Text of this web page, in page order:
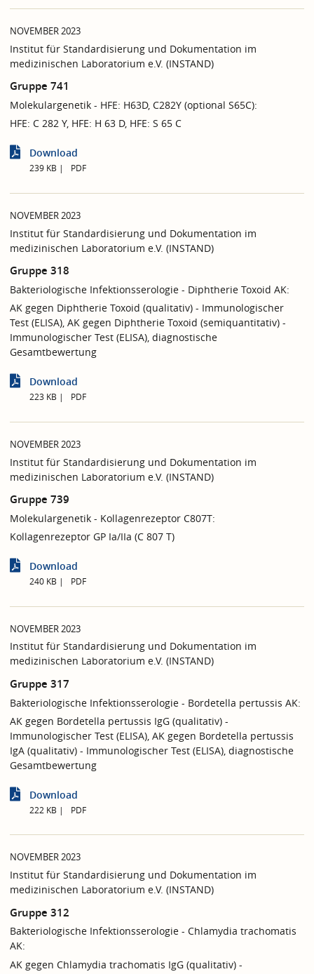
NOVEMBER 2023
Institut für Standardisierung und Dokumentation im
medizinischen Laboratorium e.V. (INSTAND)
Gruppe 741
Molekulargenetik - HFE: H63D, C282Y (optional S65C):
HFE: C 282 Y, HFE: H 63 D, HFE: S 65 C
Download
239 KB PDF
NOVEMBER 2023
Institut für Standardisierung und Dokumentation im
medizinischen Laboratorium e.V. (INSTAND)
Gruppe 318
Bakteriologische Infektionsserologie - Diphtherie Toxoid AK:
AK gegen Diphtherie Toxoid (qualitativ) - Immunologischer
Test (ELISA), AK gegen Diphtherie Toxoid (semiquantitativ) -
Immunologischer Test (ELISA), diagnostische
Gesamtbewertung
Download
223 KB PDF
NOVEMBER 2023
Institut für Standardisierung und Dokumentation im
medizinischen Laboratorium e.V. (INSTAND)
Gruppe 739
Molekulargenetik - Kollagenrezeptor C807T:
Kollagenrezeptor GP Ia/IIa (C 807 T)
Download
240 KB PDF
NOVEMBER 2023
Institut für Standardisierung und Dokumentation im
medizinischen Laboratorium e.V. (INSTAND)
Gruppe 317
Bakteriologische Infektionsserologie - Bordetella pertussis AK:
AK gegen Bordetella pertussis IgG (qualitativ) -
Immunologischer Test (ELISA), AK gegen Bordetella pertussis
IgA (qualitativ) - Immunologischer Test (ELISA), diagnostische
Gesamtbewertung
Download
222 KB PDF
NOVEMBER 2023
Institut für Standardisierung und Dokumentation im
medizinischen Laboratorium e.V. (INSTAND)
Gruppe 312
Bakteriologische Infektionsserologie - Chlamydia trachomatis
AK:
AK gegen Chlamydia trachomatis IgG (qualitativ) -